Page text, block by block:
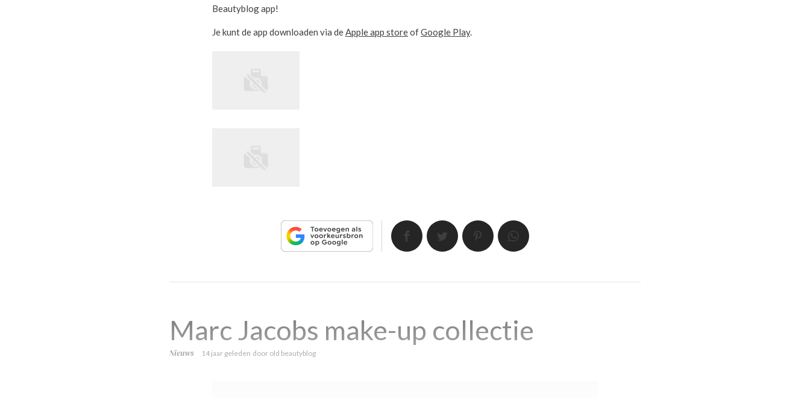
Beautyblog app!
Je kunt de app downloaden via deApple app storeofGoogle Play.
Marc Jacobs make-up collectie
Nieuws 14 jaar geleden door old beautyblog